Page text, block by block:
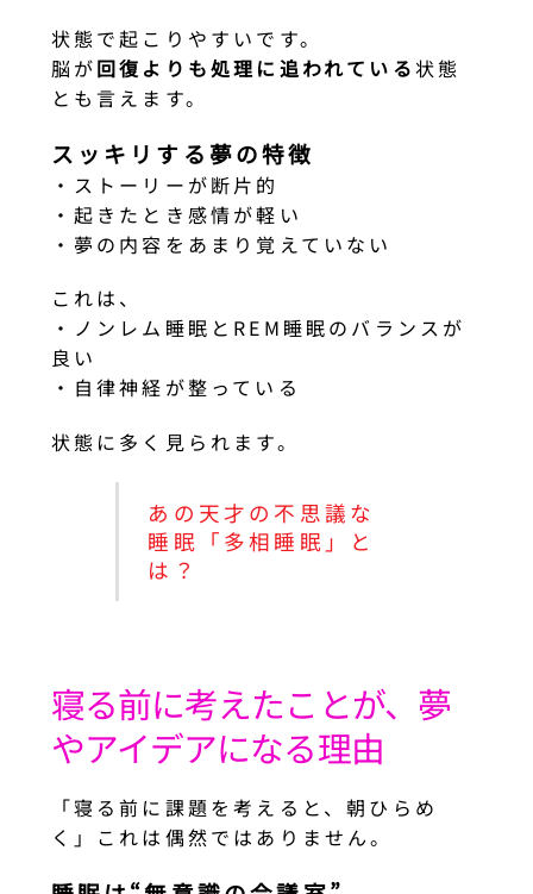
状態で起こりやすいです。
脳が回復よりも処理に追われている状態
とも言えます。
スッキリする夢の特徴
・ストーリーが断片的
・起きたとき感情が軽い
・夢の内容をあまり覚えていない
これは、
・ノンレム睡眠とREM睡眠のバランスが
良い
・自律神経が整っている
状態に多く見られます。
あの天才の不思議な
睡眠「多相睡眠」と
は？
寝る前に考えたことが、夢
やアイデアになる理由
「寝る前に課題を考えると、朝ひらめ
く」これは偶然ではありません。